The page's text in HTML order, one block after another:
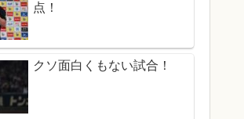
点！
クソ面白くもない試合！